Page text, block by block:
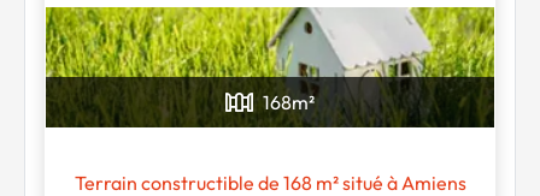
168m²
Terrain constructible de 168 m² situé à Amiens